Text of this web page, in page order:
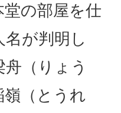
の部屋を仕
が判明し
（りょう
嶺（とうれ